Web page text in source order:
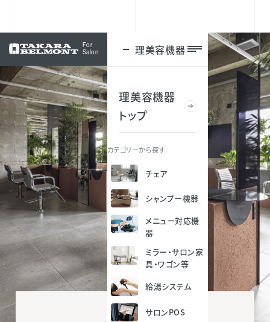
For
Salon
理美容機器
理美容機器
トップ
カテゴリーから探す
チェア
シャンプー機器
メニュー対応機
器
ミラー・サロン家
具・ワゴン等
給湯システム
サロンPOS
ログイン